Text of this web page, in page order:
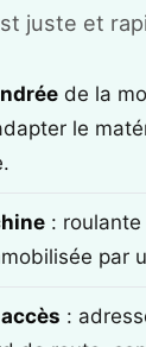
juste et
de la
le
:
par
: